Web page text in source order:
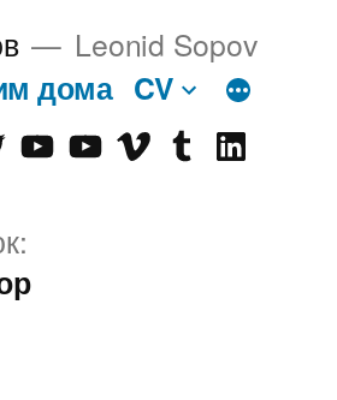
Leonid Sopov
дома CV
Youtube
Old Vimeotumblrlinkedin